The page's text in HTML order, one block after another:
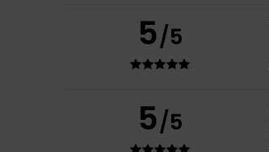
5/5
5/5